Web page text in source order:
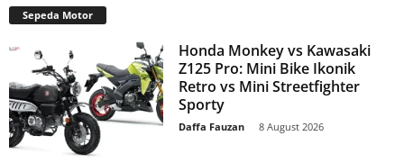
Sepeda Motor
Honda Monkey vs Kawasaki
Z125 Pro: Mini Bike Ikonik
Retro vs Mini Streetfighter
Sporty
Daffa Fauzan 8 August 2026